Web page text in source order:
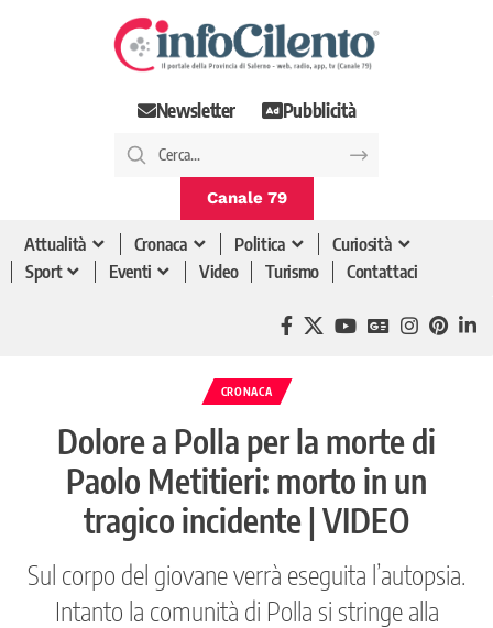
Newsletter Pubblicità
Canale 79
Attualità Cronaca Politica
Curiosità
Sport
Eventi Video Turismo Contattaci
CRONACA
Dolore a Polla per la morte di
Paolo Metitieri: morto in un
tragico incidente | VIDEO
Sul corpo del giovane verrà eseguita l’autopsia.
Intanto la comunità di Polla si stringe alla